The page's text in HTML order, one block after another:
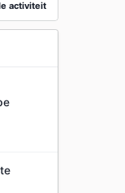
activiteit